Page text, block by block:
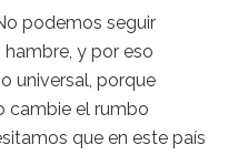
podemos seguir
y por eso
universal, porque
cambie el rumbo
que en este país